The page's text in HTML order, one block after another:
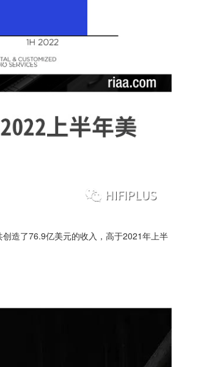
造了76.9亿美元的收入，高于2021年上半